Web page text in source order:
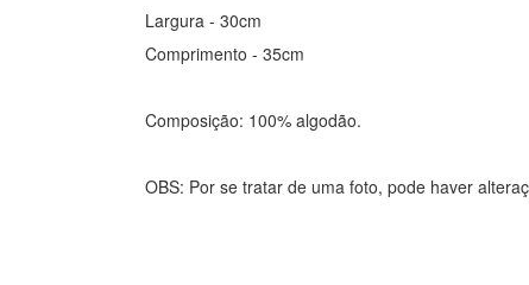
Largura - 30cm
Comprimento - 35cm
Composição: 100% algodão.
OBS: Por se tratar de uma foto, pode haver